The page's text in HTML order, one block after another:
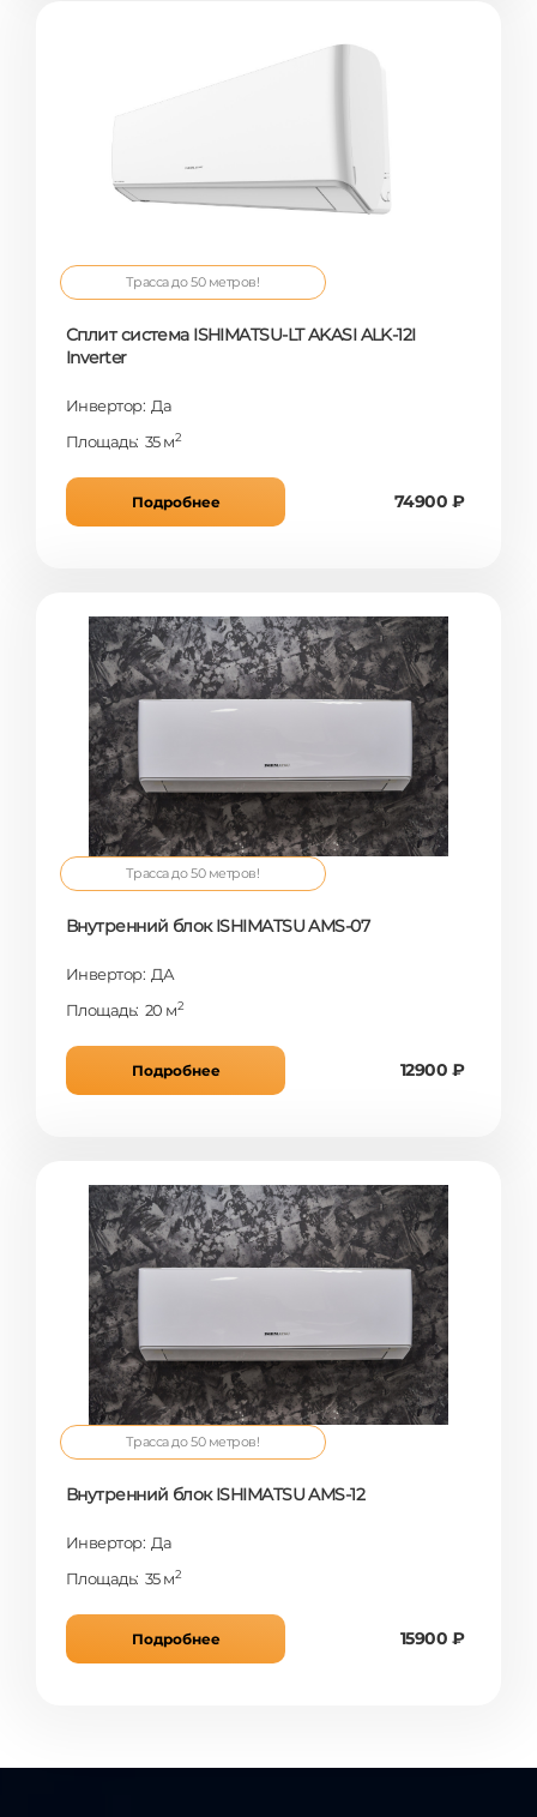
Трасса до 50 метров!
Сплит система ISHIMATSU-LT AKASI ALK-12I
Inverter
Инвертор: Да
Площадь: 35 м2
Подробнее 74900 ₽
Трасса до 50 метров!
Внутренний блок ISHIMATSU AMS-07
Инвертор: ДА
Площадь: 20 м2
Подробнее 12900 ₽
Трасса до 50 метров!
Внутренний блок ISHIMATSU AMS-12
Инвертор: Да
Площадь: 35 м2
Подробнее 15900 ₽